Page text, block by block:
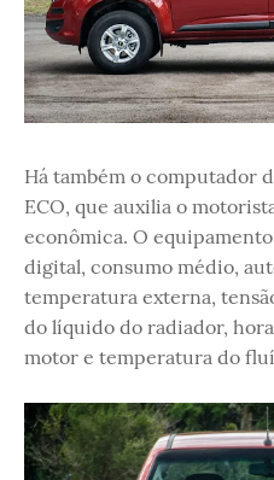
Há também o computador
ECO, que auxilia o
econômica. O
digital, consumo médio,
temperatura externa,
do líquido do radiador,
motor e temperatura do